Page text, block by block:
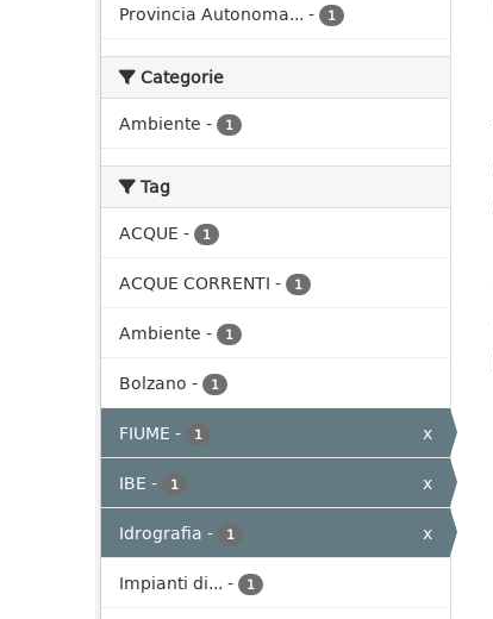
Provincia Autonoma... - 1
Categorie
Ambiente - 1
Tag
ACQUE - 1
ACQUE CORRENTI - 1
Ambiente - 1
Bolzano - 1
FIUME - 1
x
IBE - 1
x
Idrografia - 1
x
Impianti di... - 1